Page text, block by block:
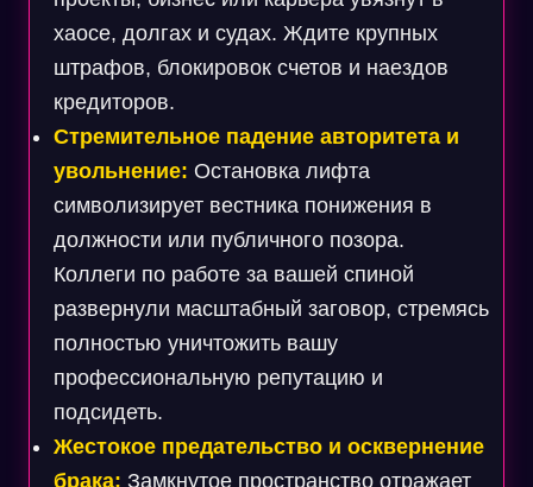
хаосе, долгах и судах. Ждите крупных
штрафов, блокировок счетов и наездов
кредиторов.
Стремительное падение авторитета и
увольнение: Остановка лифта
символизирует вестника понижения в
должности или публичного позора.
Коллеги по работе за вашей спиной
развернули масштабный заговор, стремясь
полностью уничтожить вашу
профессиональную репутацию и
подсидеть.
Жестокое предательство и осквернение
брака: Замкнутое пространство отражает